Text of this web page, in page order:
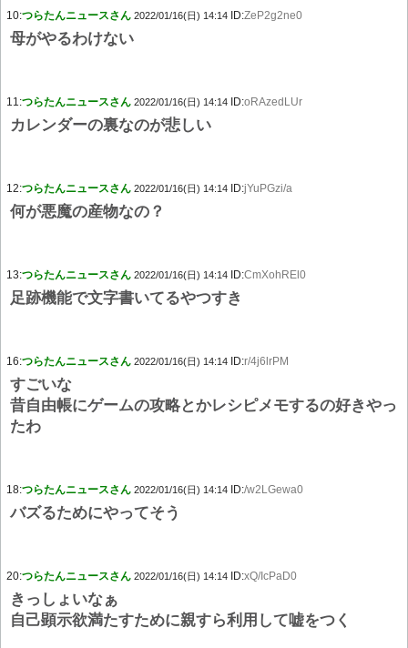
10:つらたんニュースさん 2022/01/16(日) 14:14 ID:ZeP2g2ne0
母がやるわけない
11:つらたんニュースさん 2022/01/16(日) 14:14 ID:oRAzedLUr
カレンダーの裏なのが悲しい
12:つらたんニュースさん 2022/01/16(日) 14:14 ID:jYuPGzi/a
何が悪魔の産物なの？
13:つらたんニュースさん 2022/01/16(日) 14:14 ID:CmXohREl0
足跡機能で文字書いてるやつすき
16:つらたんニュースさん 2022/01/16(日) 14:14 ID:r/4j6lrPM
すごいな
昔自由帳にゲームの攻略とかレシピメモするの好きやっ
たわ
18:つらたんニュースさん 2022/01/16(日) 14:14 ID:/w2LGewa0
バズるためにやってそう
20:つらたんニュースさん 2022/01/16(日) 14:14 ID:xQ/IcPaD0
きっしょいなぁ
自己顕示欲満たすために親すら利用して嘘をつく